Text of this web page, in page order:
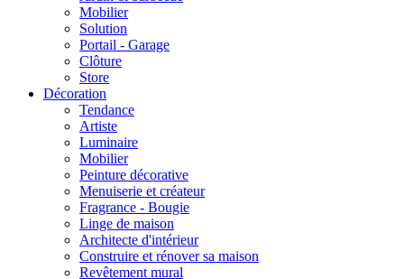
Mobilier
Solution
Portail - Garage
Clôture
Store
Décoration
Tendance
Artiste
Luminaire
Mobilier
Peinture décorative
Menuiserie et créateur
Fragrance - Bougie
Linge de maison
Architecte d'intérieur
Construire et rénover sa maison
Revêtement mural